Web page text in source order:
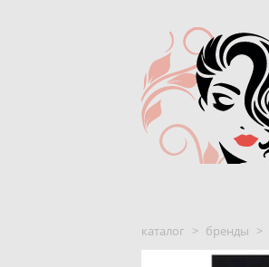
каталог > бренды >